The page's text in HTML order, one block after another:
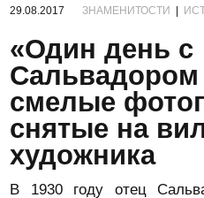
29.08.2017 ЗНАМЕНИТОСТИ
«Один день с
Сальвадором
смелые
снятые на
художника
В 1930 году отец